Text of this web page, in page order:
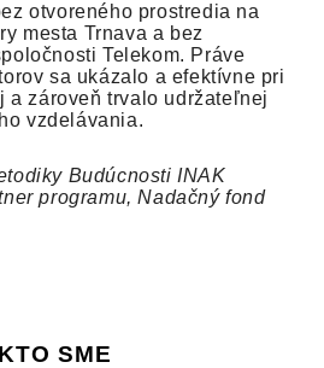
otvoreného prostredia na
mesta Trnava a bez
Telekom. Práve
sa ukázalo a efektívne pri
a zároveň trvalo udržateľnej
vzdelávania.
Budúcnosti INAK
programu, Nadačný fond
KTO SME